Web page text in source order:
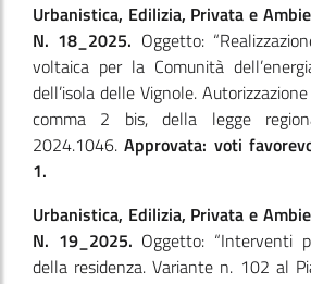
Urbanistica, Edilizia, Privata e
N. 18_2025. Oggetto:
voltaica per la Comunità
dell’isola delle Vignole.
comma 2 bis, della legge
2024.1046.Approvata: voti
1.
Urbanistica, Edilizia, Privata e
N. 19_2025. Oggetto: “Interventi
della residenza. Variante n. 102 al